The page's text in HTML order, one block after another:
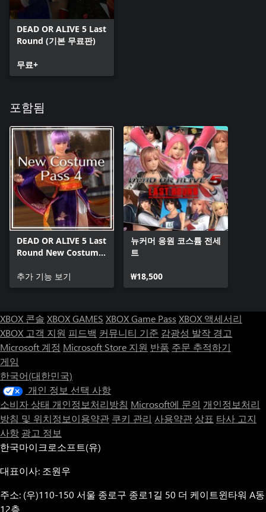
DEAD OR ALIVE 5 Last
Round (기본 무료판)
무료+
포함됨
DEAD OR ALIVE 5 Last
Round New Costume
추가 기능 보기
뉴커머 응원 코스튬 전세
트
₩18,500
XBOX 콘솔 XBOX GAMES XBOX Game Pass XBOX 액세서리
XBOX 고객 지원 피드백 커뮤니티 기준 감광성 발작 경고
Microsoft 계정 Microsoft Store 지원 반품 주문 추적하기
게임
한국어(대한민국)
개인 정보 선택 사항
소비자 상태 개인정보처리방침 Microsoft에 문의 개인정보처리
방침 및 위치정보이용약관 쿠키 관리 사용약관 상표 타사 고지
사항 광고 정보
한국마이크로소프트(유)
대표이사: 조원우
주소: (우)110-150 서울 종로구 종로1길 50 더 케이트윈타워 A동
12층